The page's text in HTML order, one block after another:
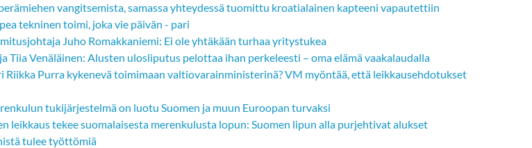
vangitsemista, samassa yhteydessä tuomittu kroatialainen kapteeni vapautettiin
tekninen toimi, joka vie päivän - pari
Juho Romakkaniemi: Ei ole yhtäkään turhaa yritystukea
Tiia Venäläinen: Alusten ulosliputus pelottaa ihan perkeleesti – oma elämä vaakalaudalla
Purra kykenevä toimimaan valtiovarainministerinä? VM myöntää, että leikkausehdotukset
tukijärjestelmä on luotu Suomen ja muun Euroopan turvaksi
leikkaus tekee suomalaisesta merenkulusta lopun: Suomen lipun alla purjehtivat alukset
tulee työttömiä